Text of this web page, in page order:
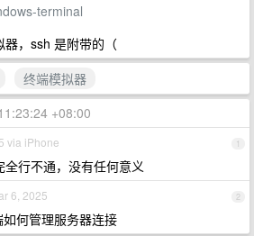
terminal
，ssh 是附带的（
终端模拟器
+08:00
1
via iPhone
行不通，没有任何意义
2
6, 2025
何管理服务器连接